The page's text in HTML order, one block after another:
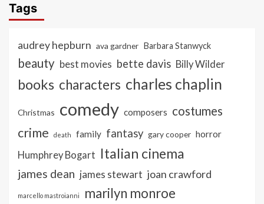
Tags
audrey hepburn ava gardner Barbara Stanwyck
beauty best movies bette davis Billy Wilder
books characters charles chaplin
Christmas comedy composers costumes
crime death family fantasy gary cooper horror
Humphrey Bogart Italian cinema
james dean james stewart joan crawford
marcello mastroianni marilyn monroe